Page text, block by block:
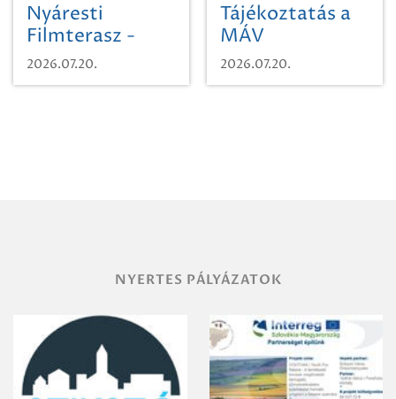
Nyáresti
Filmterasz -
Beugró a
Paradicsomba
2026.07.20.
Tájékoztatás a
MÁV
Pályaműködtetési
Zrt. Területi
2026.07.20.
NYERTES PÁLYÁZATOK